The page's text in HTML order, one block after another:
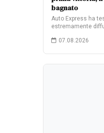
bagnato
Auto Express ha
estremamente
07.08.2026